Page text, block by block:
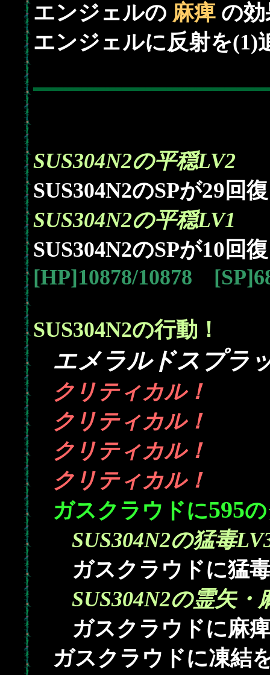
エンジェルの 麻痺 の
エンジェルに反射を(1)
SUS304N2の平穏LV2
SUS304N2のSPが29 回
SUS304N2の平穏LV1
SUS304N2のSPが10 回
[HP]10878/10878
SUS304N2の行動！
エメラルドスプラ
クリティカル！
クリティカル！
クリティカル！
クリティカル！
ガスクラウドに595
SUS304N2の猛毒
ガスクラウドに猛
SUS304N2の霊矢・
ガスクラウドに麻
ガスクラウドに凍結